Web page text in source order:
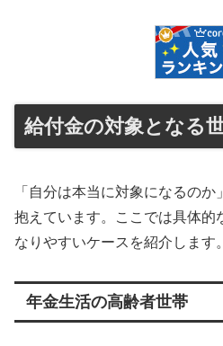
給付金の対象となる
「自分は本当に対象になるの
抱えています。ここでは具体的
なりやすいケースを紹介します。
年金生活の高齢者世帯